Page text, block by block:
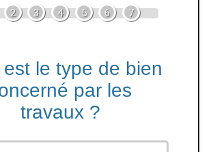
2 3 4 5 6 7
le type de bien
par les
travaux ?